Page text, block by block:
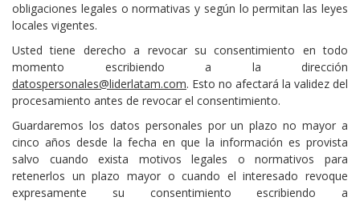
obligaciones legales o normativas y según lo permitan las leyes
locales vigentes.
Usted tiene derecho a revocar su consentimiento en todo
momento escribiendo a la dirección
datospersonales@liderlatam.com. Esto no afectará la validez del
procesamiento antes de revocar el consentimiento.
Guardaremos los datos personales por un plazo no mayor a
cinco años desde la fecha en que la información es provista
salvo cuando exista motivos legales o normativos para
retenerlos un plazo mayor o cuando el interesado revoque
expresamente su consentimiento escribiendo a